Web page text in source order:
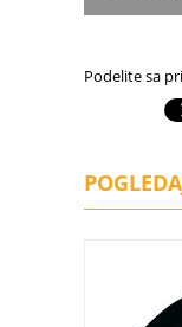
Podelite sa